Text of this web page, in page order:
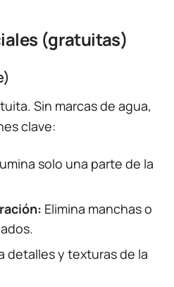
(gratuitas)
Sin marcas de agua,
clave:
solo una parte de la
Elimina manchas o
detalles y texturas de la